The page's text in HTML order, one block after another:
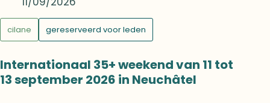
cilane gereserveerd voor leden
Internationaal 35+ weekend van 11 tot
13 september 2026 in Neuchâtel